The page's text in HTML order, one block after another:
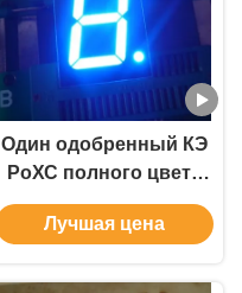
Один одобренный КЭ
РоХС полного цвета
дисплея СИД этапа
графиков 7 числа
Лучшая цена